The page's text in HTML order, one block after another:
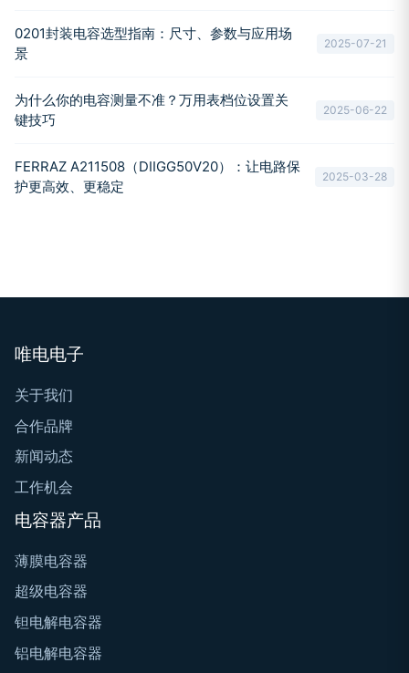
0201封装电容选型指南：尺寸、参数与应用场
景
2025-07-21
为什么你的电容测量不准？万用表档位设置关
键技巧
2025-06-22
FERRAZ A211508（DIIGG50V20）：让电路保
护更高效、更稳定
2025-03-28
唯电电子
关于我们
合作品牌
新闻动态
工作机会
电容器产品
薄膜电容器
超级电容器
钽电解电容器
铝电解电容器